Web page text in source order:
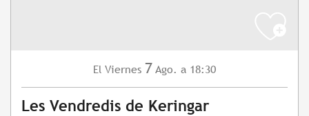
El Viernes 7 Ago. a 18:30
Les Vendredis de Keringar